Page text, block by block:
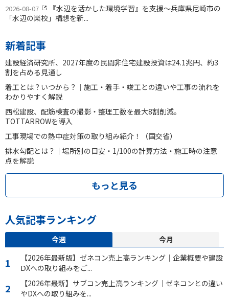
2026-08-07
『水辺を活かした環境学習』を支援〜兵庫県尼崎市の
「水辺の楽校」構想を新...
新着記事
建設経済研究所、2027年度の民間非住宅建設投資は24.1兆円、約3
割を占める見通し
着工とは？いつから？｜施工・着手・竣工との違いや工事の流れを
わかりやすく解説
西松建設、配筋検査の撮影・整理工数を最大8割削減。
TOTTARROWを導入
工事現場での熱中症対策の取り組み紹介！（国交省）
排水勾配とは？｜場所別の目安・1/100の計算方法・施工時の注意
点を解説
もっと見る
人気記事ランキング
今週
今月
【2026年最新版】ゼネコン売上高ランキング｜企業概要や建設
ⅮXへの取り組みをご...
【2026年最新】サブコン売上高ランキング｜ゼネコンとの違い
やDXへの取り組みを...